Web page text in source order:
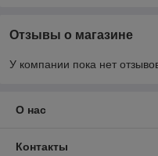
Отзывы о магазине
У компании пока нет
О нас
Контакты